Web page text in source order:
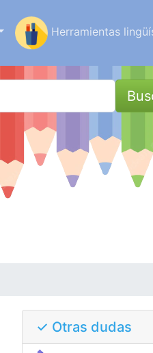
Herramientas
✓ Otras dudas